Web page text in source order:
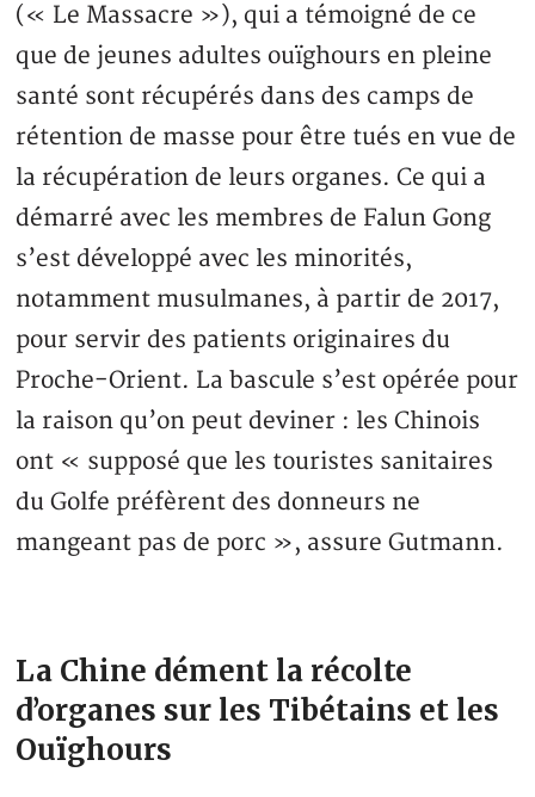
(« Le Massacre »), qui a témoigné de ce
que de jeunes adultes ouïghours en pleine
santé sont récupérés dans des camps de
rétention de masse pour être tués en vue de
la récupération de leurs organes. Ce qui a
démarré avec les membres de Falun Gong
s’est développé avec les minorités,
notamment musulmanes, à partir de 2017,
pour servir des patients originaires du
Proche-Orient. La bascule s’est opérée pour
la raison qu’on peut deviner : les Chinois
ont « supposé que les touristes sanitaires
du Golfe préfèrent des donneurs ne
mangeant pas de porc », assure Gutmann.
La Chine dément la récolte
d’organes sur les Tibétains et les
Ouïghours